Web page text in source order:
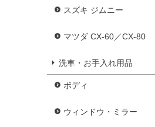
スズキ ジムニー
マツダ CX-60／CX-80
洗車・お手入れ用品
ボディ
ウィンドウ・ミラー